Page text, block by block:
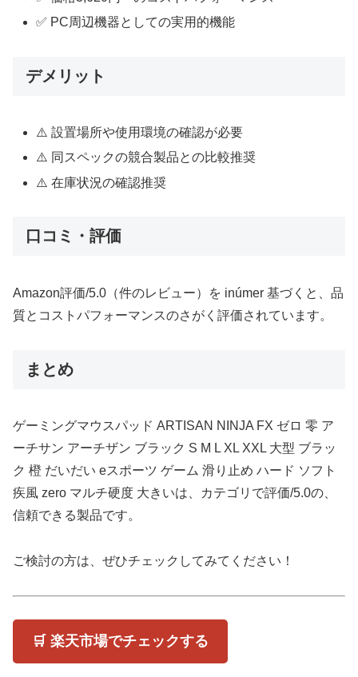
✅ PC周辺機器としての実用的機能
デメリット
⚠️ 設置場所や使用環境の確認が必要
⚠️ 同スペックの競合製品との比較推奨
⚠️ 在庫状況の確認推奨
口コミ・評価
Amazon評価/5.0（件のレビュー）を inúmer 基づくと、品
質とコストパフォーマンスのさがく評価されています。
まとめ
ゲーミングマウスパッド ARTISAN NINJA FX ゼロ 零 ア
ーチサン アーチザン ブラック S M L XL XXL 大型 ブラッ
ク 橙 だいだい eスポーツ ゲーム 滑り止め ハード ソフト
疾風 zero マルチ硬度 大きいは、カテゴリで評価/5.0の、
信頼できる製品です。
ご検討の方は、ぜひチェックしてみてください！
🛒 楽天市場でチェックする